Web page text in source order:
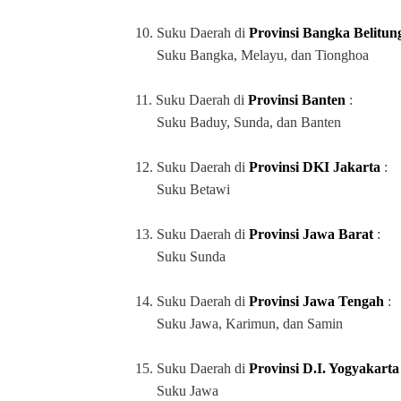
10. Suku Daerah diProvinsi Bangka
Suku Bangka, Melayu, dan Tionghoa
11. Suku Daerah diProvinsi Banten :
Suku Baduy, Sunda, dan Banten
12. Suku Daerah diProvinsi DKI Jakarta :
Suku Betawi
13. Suku Daerah diProvinsi Jawa Barat :
Suku Sunda
14. Suku Daerah diProvinsi Jawa Tengah :
Suku Jawa, Karimun, dan Samin
15. Suku Daerah diProvinsi D.I. Yogyakarta
Suku Jawa